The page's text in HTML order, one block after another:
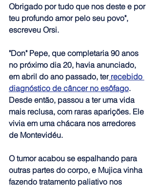
Obrigado por tudo que nos deste e por
teu profundo amor pelo seu povo",
escreveu Orsi.
"Don" Pepe, que completaria 90 anos
no próximo dia 20, havia anunciado,
em abril do ano passado, ter recebido
diagnóstico de câncer no esôfago.
Desde então, passou a ter uma vida
mais reclusa, com raras aparições. Ele
vivia em uma chácara nos arredores
de Montevidéu.
O tumor acabou se espalhando para
outras partes do corpo, e Mujica vinha
fazendo tratamento paliativo nos